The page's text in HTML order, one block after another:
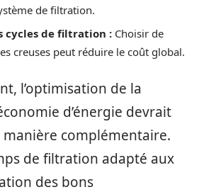
de filtration.
cycles de filtration : Choisir de
creuses peut réduire le coût global.
l’optimisation de la
d’énergie devrait
complémentaire.
de filtration adapté aux
des bons